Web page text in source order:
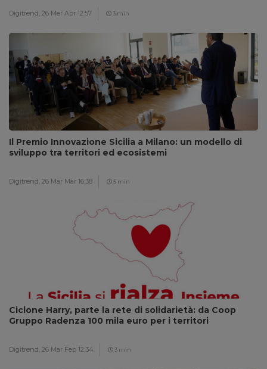
Digitrend, 26 Mer Apr 12:57 3 min
Il Premio Innovazione Sicilia a Milano: un modello di
sviluppo tra territori ed ecosistemi
Digitrend, 26 Mar Mar 16:38 5 min
Ciclone Harry, parte la rete di solidarietà: da Coop
Gruppo Radenza 100 mila euro per i territori
Digitrend, 26 Mar Feb 12:34 3 min